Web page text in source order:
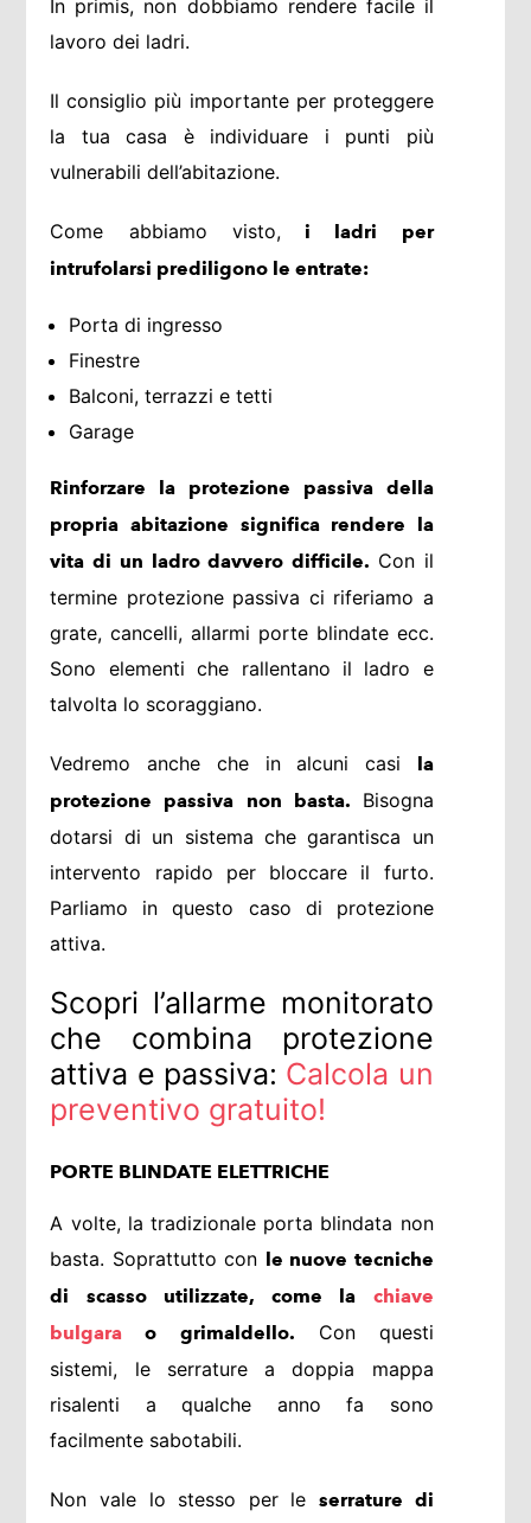
In primis, non dobbiamo rendere facile il
lavoro dei ladri.
Il consiglio più importante per proteggere
la tua casa è individuare i punti più
vulnerabili dell’abitazione.
Come abbiamo visto,i ladri per
intrufolarsi prediligono le entrate:
Porta di ingresso
Finestre
Balconi, terrazzi e tetti
Garage
Rinforzare la protezione passiva della
propria abitazione significa rendere la
vita di un ladro davvero difficile. Con il
termine protezione passiva ci riferiamo a
grate, cancelli, allarmi porte blindate ecc.
Sono elementi che rallentano il ladro e
talvolta lo scoraggiano.
Vedremo anche che in alcuni casi
la
protezione passiva non basta. Bisogna
dotarsi di un sistema che garantisca un
intervento rapido per bloccare il furto.
Parliamo in questo caso di protezione
attiva.
Scopri l’allarme monitorato
che combina protezione
attiva e passiva: Calcola un
preventivo gratuito!
PORTE BLINDATE ELETTRICHE
A volte, la tradizionale porta blindata non
basta. Soprattutto con le nuove tecniche
di scasso utilizzate, come la chiave
bulgara o grimaldello. Con questi
sistemi, le serrature a doppia mappa
risalenti a qualche anno fa sono
facilmente sabotabili.
Non vale lo stesso per le serrature di